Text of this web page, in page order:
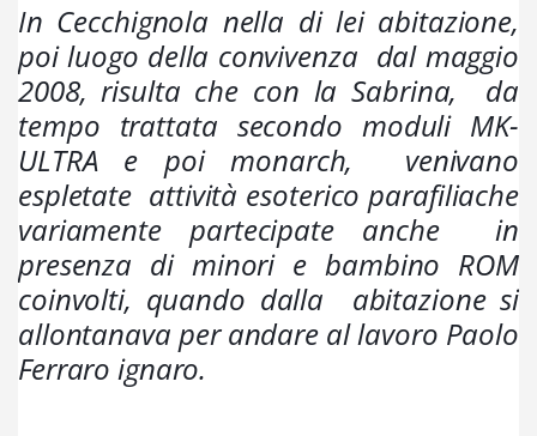
In Cecchignola nella di lei abitazione,
poi luogo della convivenza  dal maggio
2008, risulta che con la Sabrina,  da
tempo trattata secondo moduli MK-
ULTRA e poi monarch,
venivano
espletate  attività esoterico parafiliache
variamente partecipate anche  in
presenza di minori e bambino ROM
coinvolti, quando dalla  abitazione si
allontanava per andare al lavoro Paolo
Ferraro ignaro.